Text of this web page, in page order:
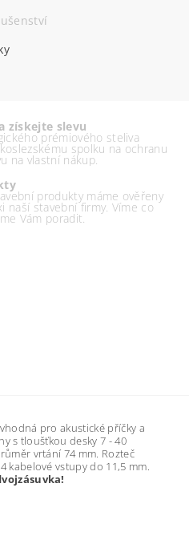
získejte slevu
prémiového steliva
spolku na ochranu
na vlastní nákup.
produkty máme ověřeny
naší stavební firmy. Víme co
Vám poradit.
pro akustické příčky a
s tloušťkou desky 7 - 40
vrtání 74 mm. Rozteč
kabelové vstupy do 11,5 mm.